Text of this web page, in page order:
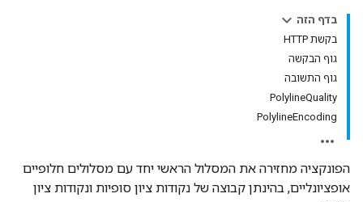
בדף הזה
בקשת HTTP
גוף הבקשה
גוף התשובה
PolylineQuality
PolylineEncoding
הפונקציה מחזירה את המסלול הראשי יחד עם מסלולים חלופיים
אופציונליים, בהינתן קבוצה של נקודות ציון סופיות ונקודות ציון